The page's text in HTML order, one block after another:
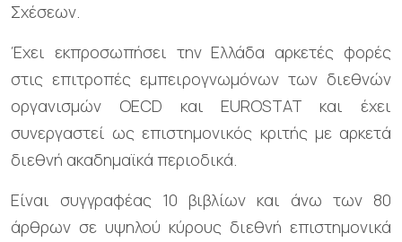
Σχέσεων.
Έχει εκπροσωπήσει την Ελλάδα αρκετές φορές
στις επιτροπές εμπειρογνωμόνων των διεθνών
οργανισμών OECD και EUROSTAT και έχει
συνεργαστεί ως επιστημονικός κριτής με αρκετά
διεθνή ακαδημαϊκά περιοδικά.
Είναι συγγραφέας 10 βιβλίων και άνω των 80
άρθρων σε υψηλού κύρους διεθνή επιστημονικά